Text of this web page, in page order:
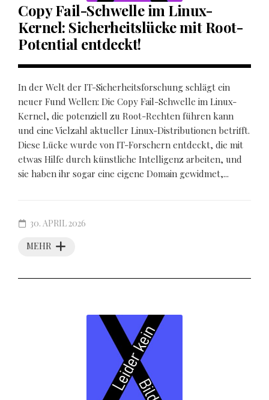
Copy Fail-Schwelle im Linux-
Kernel: Sicherheitslücke mit Root-
Potential entdeckt!
In der Welt der IT-Sicherheitsforschung schlägt ein
neuer Fund Wellen: Die Copy Fail-Schwelle im Linux-
Kernel, die potenziell zu Root-Rechten führen kann
und eine Vielzahl aktueller Linux-Distributionen betrifft.
Diese Lücke wurde von IT-Forschern entdeckt, die mit
etwas Hilfe durch künstliche Intelligenz arbeiten, und
sie haben ihr sogar eine eigene Domain gewidmet,...
MEHR
30. APRIL 2026